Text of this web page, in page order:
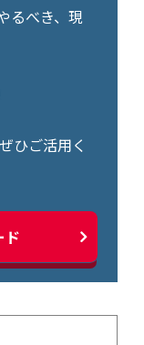
るべき、現
ひご活用く
ド